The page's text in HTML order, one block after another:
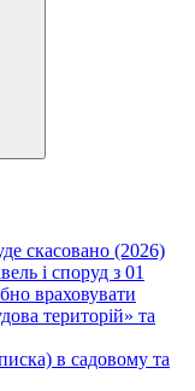
скасовано (2026)
і споруд з 01
враховувати
територій» та
в садовому та